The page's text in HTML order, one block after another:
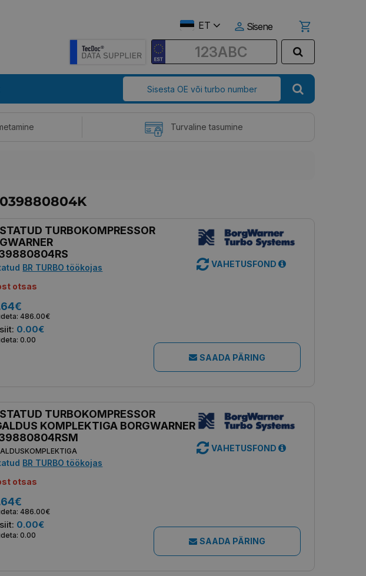
ET Sisene
Turvaline tasumine
TURBOKOMPRESSOR
BR TURBO töökojas
otsas
486.00€
0.00€
0.00
VAHETUSFOND
SAADA PÄRING
TURBOKOMPRESSOR
KOMPLEKTIGA BORGWARNER
BR TURBO töökojas
otsas
486.00€
0.00€
0.00
VAHETUSFOND
SAADA PÄRING